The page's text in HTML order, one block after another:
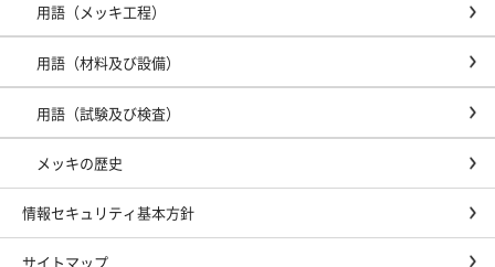
用語（メッキ工程）
用語（材料及び設備）
用語（試験及び検査）
メッキの歴史
情報セキュリティ基本方針
サイトマップ